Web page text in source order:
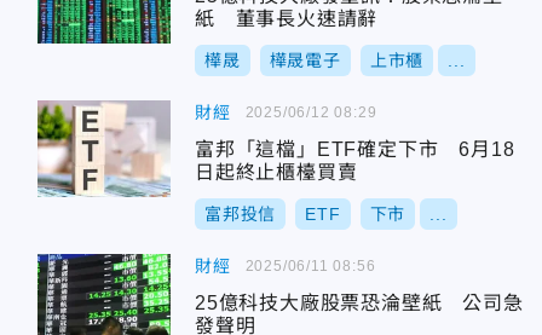
紙 董事長火速請辭
樺晟 樺晟電子 上市櫃
財經
富邦「這檔」ETF確定下市 6月18
日起終止櫃檯買賣
富邦投信 ETF 下市
2025/06/12 08:29
財經
25億科技大廠股票恐淪壁紙 公司急
發聲明
2025/06/11 08:56